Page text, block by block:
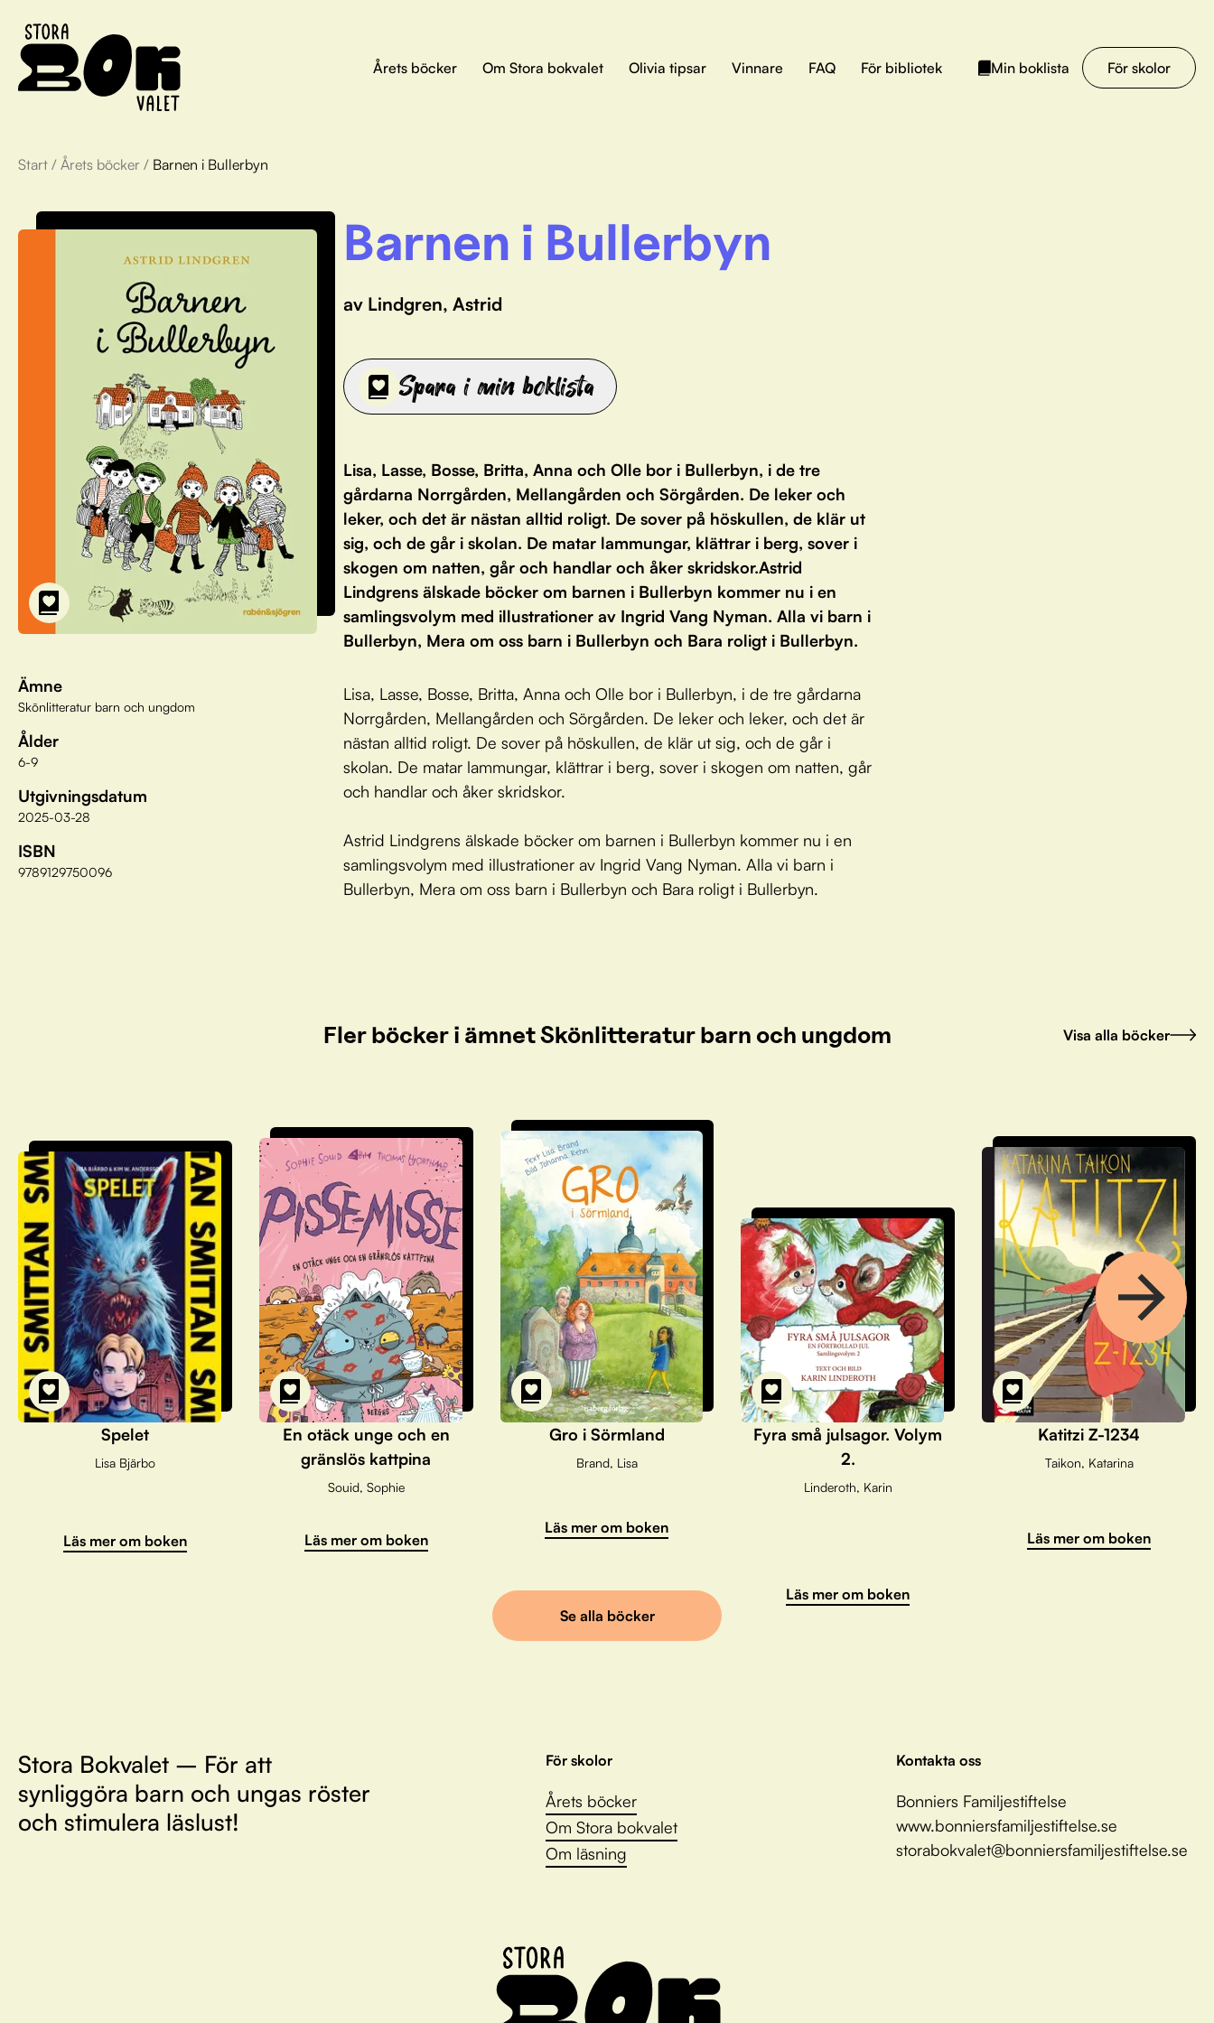
Årets böcker Om Stora bokvalet Olivia tipsar Vinnare FAQ För bibliotek Min boklista För skolor
Start / Årets böcker / Barnen i Bullerbyn
Ämne
Skönlitteratur barn och ungdom
Ålder
6-9
Utgivningsdatum
2025-03-28
ISBN
9789129750096
Barnen i Bullerbyn
av Lindgren, Astrid
Spara i min boklista
Lisa, Lasse, Bosse, Britta, Anna och Olle bor i Bullerbyn, i de tre
gårdarna Norrgården, Mellangården och Sörgården. De leker och
leker, och det är nästan alltid roligt. De sover på höskullen, de klär ut
sig, och de går i skolan. De matar lammungar, klättrar i berg, sover i
skogen om natten, går och handlar och åker skridskor.Astrid
Lindgrens älskade böcker om barnen i Bullerbyn kommer nu i en
samlingsvolym med illustrationer av Ingrid Vang Nyman. Alla vi barn i
Bullerbyn, Mera om oss barn i Bullerbyn och Bara roligt i Bullerbyn.
Lisa, Lasse, Bosse, Britta, Anna och Olle bor i Bullerbyn, i de tre gårdarna
Norrgården, Mellangården och Sörgården. De leker och leker, och det är
nästan alltid roligt. De sover på höskullen, de klär ut sig, och de går i
skolan. De matar lammungar, klättrar i berg, sover i skogen om natten, går
och handlar och åker skridskor.
Astrid Lindgrens älskade böcker om barnen i Bullerbyn kommer nu i en
samlingsvolym med illustrationer av Ingrid Vang Nyman. Alla vi barn i
Bullerbyn, Mera om oss barn i Bullerbyn och Bara roligt i Bullerbyn.
Fler böcker i ämnet Skönlitteratur barn och ungdom Visa alla böcker
Spelet
Lisa Bjärbo
Läs mer om boken
En otäck unge och en
gränslös kattpina
Souid, Sophie
Läs mer om boken
Gro i Sörmland
Brand, Lisa
Läs mer om boken
Fyra små julsagor. Volym
2.
Linderoth, Karin
Läs mer om boken
Katitzi Z-1234
Taikon, Katarina
Läs mer om boken
Se alla böcker
Stora Bokvalet – För att
synliggöra barn och ungas röster
och stimulera läslust!
För skolor
Årets böcker
Om Stora bokvalet
Om läsning
Kontakta oss
Bonniers Familjestiftelse
www.bonniersfamiljestiftelse.se
storabokvalet@bonniersfamiljestiftelse.se